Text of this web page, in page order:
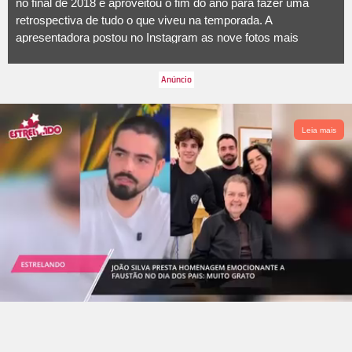
no final de 2018 e aproveitou o fim do ano para fazer uma
retrospectiva de tudo o que viveu na temporada. A
apresentadora postou no Instagram as nove fotos mais
afeto ao longo desses meses. Obrigada a cada um que deixou
uma mensagem, compartilhou sua história comigo ou
simplesmente me desejou o bem. A energia de vocês me
fortaleceu e me permitiu terminar o tratamento com ainda
mais e mais vontade de viver! 2019 seguiremos juntos por
aqui, pelas ruas e pelas telas. E com muita saúde pra nós!
Confira a seguir tudo o que ela falou sobre a doença!
Leia mais